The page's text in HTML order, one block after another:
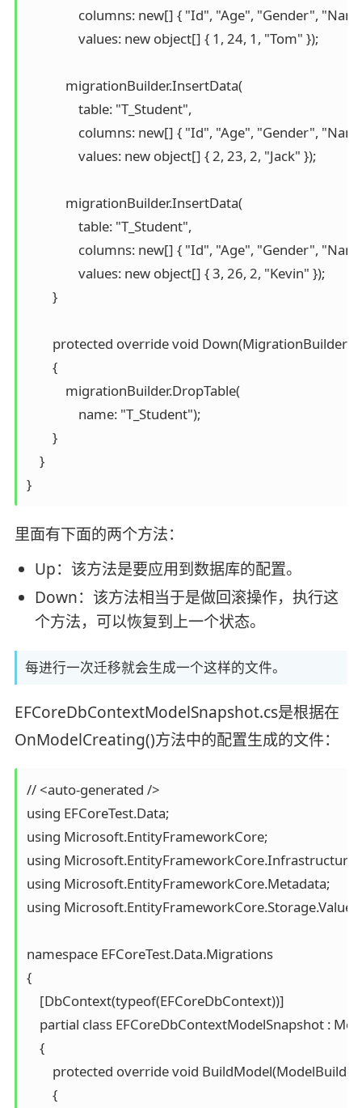
columns: new[] { "Id", "Age", "Gender",
                values: new object[] { 1, 24, 1, "Tom" });
            migrationBuilder.InsertData(
                table: "T_Student",
columns: new[] { "Id", "Age", "Gender",
                values: new object[] { 2, 23, 2, "Jack" });
            migrationBuilder.InsertData(
                table: "T_Student",
columns: new[] { "Id", "Age", "Gender",
                values: new object[] { 3, 26, 2, "Kevin" });
        }
protected override void Down(MigrationBuilder
        {
            migrationBuilder.DropTable(
                name: "T_Student");
        }
    }
}
里面有下面的两个方法：
Up：该方法是要应用到数据库的配置。
Down：该方法相当于是做回滚操作，执行这
个方法，可以恢复到上一个状态。
每进行一次迁移就会生成一个这样的文件。
EFCoreDbContextModelSnapshot.cs是根据在
OnModelCreating()方法中的配置生成的文件：
// <auto-generated />
using EFCoreTest.Data;
using Microsoft.EntityFrameworkCore;
using Microsoft.EntityFrameworkCore.Infrastructure;
using Microsoft.EntityFrameworkCore.Metadata;
using
namespace EFCoreTest.Data.Migrations
{
    [DbContext(typeof(EFCoreDbContext))]
partial class EFCoreDbContextModelSnapshot :
    {
protected override void
        {